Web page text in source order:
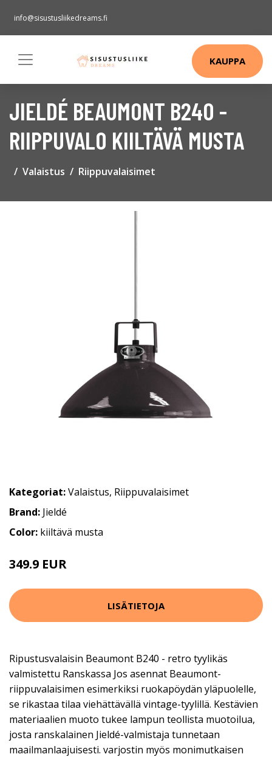
info@sisustusliikedreams.fi
KAUPPA
JIELDÉ BEAUMONT B240 -
RIIPPUVALO KIILTÄVÄ MUSTA
Valaistus Riippuvalaisimet
Kategoriat:Valaistus, Riippuvalaisimet
Brand: Jieldé
Color: kiiltävä musta
349.9 EUR
LISÄTIETOJA
Ripustusvalaisin Beaumont B240 - retro tyylikäs
valmistettu Ranskassa Jos asennat Beaumont-
riippuvalaisimen esimerkiksi ruokapöydän yläpuolelle,
se rikastaa tilaa viehättävällä vintage-tyylillä. Kestävien
materiaalien muoto tukee lampun teollista muotoilua,
josta ranskalainen Jieldé-valmistaja tunnetaan
maailmanlaajuisesti. varjostin myös monimutkaisen